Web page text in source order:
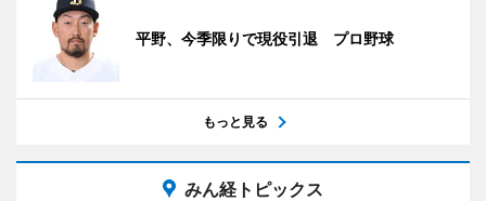
平野、今季限りで現役引退 プロ野球
もっと見る
みん経トピックス